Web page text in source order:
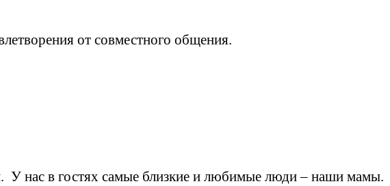
от совместного общения.
У нас в гостях самые близкие и любимые люди – наши мамы.